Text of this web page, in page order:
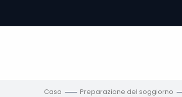
contenu
Casa Preparazione del soggiorno